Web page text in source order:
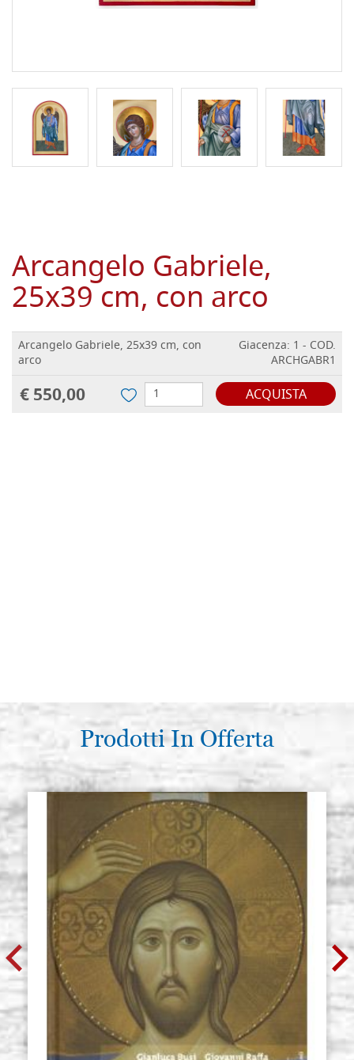
Arcangelo Gabriele,
25x39 cm, con arco
Arcangelo Gabriele, 25x39 cm, con
arco
Giacenza: 1 - COD.
ARCHGABR1
€ 550,00 ACQUISTA
Prodotti In Offerta